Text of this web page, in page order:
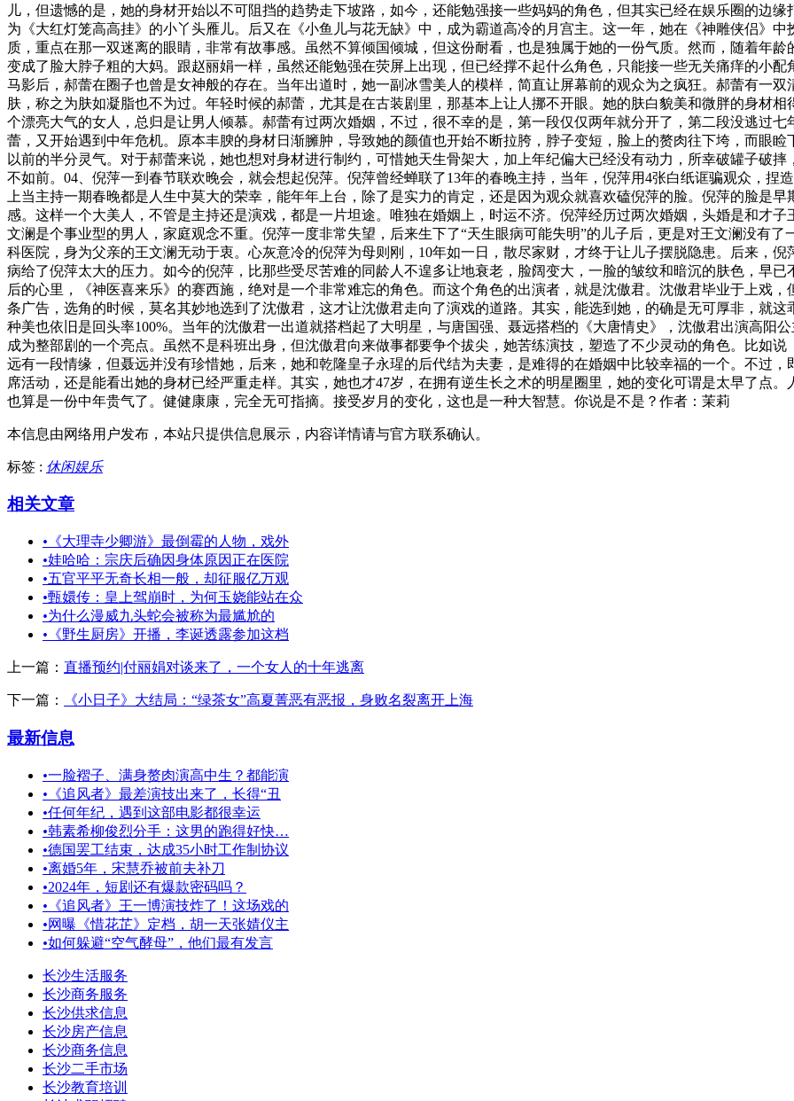
儿，但遗憾的是，她的身材开始以不可阻挡的趋势走下坡路，如今，还能勉强接一些妈妈的角色，但其实已经在娱乐圈的边
为《大红灯笼高高挂》的小丫头雁儿。后又在《小鱼儿与花无缺》中，成为霸道高冷的月宫主。这一年，她在《神雕侠侣》
质，重点在那一双迷离的眼睛，非常有故事感。虽然不算倾国倾城，但这份耐看，也是独属于她的一份气质。然而，随着年
变成了脸大脖子粗的大妈。跟赵丽娟一样，虽然还能勉强在荧屏上出现，但已经撑不起什么角色，只能接一些无关痛痒的小
马影后，郝蕾在圈子也曾是女神般的存在。当年出道时，她一副冰雪美人的模样，简直让屏幕前的观众为之疯狂。郝蕾有一
肤，称之为肤如凝脂也不为过。年轻时候的郝蕾，尤其是在古装剧里，那基本上让人挪不开眼。她的肤白貌美和微胖的身材
个漂亮大气的女人，总归是让男人倾慕。郝蕾有过两次婚姻，不过，很不幸的是，第一段仅仅两年就分开了，第二段没逃过
蕾，又开始遇到中年危机。原本丰腴的身材日渐臃肿，导致她的颜值也开始不断拉胯，脖子变短，脸上的赘肉往下垮，而眼
以前的半分灵气。对于郝蕾来说，她也想对身材进行制约，可惜她天生骨架大，加上年纪偏大已经没有动力，所幸破罐子破
不如前。04、倪萍一到春节联欢晚会，就会想起倪萍。倪萍曾经蝉联了13年的春晚主持，当年，倪萍用4张白纸诓骗观众，捏
上当主持一期春晚都是人生中莫大的荣幸，能年年上台，除了是实力的肯定，还是因为观众就喜欢磕倪萍的脸。倪萍的脸是
感。这样一个大美人，不管是主持还是演戏，都是一片坦途。唯独在婚姻上，时运不济。倪萍经历过两次婚姻，头婚是和才
文澜是个事业型的男人，家庭观念不重。倪萍一度非常失望，后来生下了“天生眼病可能失明”的儿子后，更是对王文澜没有
科医院，身为父亲的王文澜无动于衷。心灰意冷的倪萍为母则刚，10年如一日，散尽家财，才终于让儿子摆脱隐患。后来，
病给了倪萍太大的压力。如今的倪萍，比那些受尽苦难的同龄人不遑多让地衰老，脸阔变大，一脸的皱纹和暗沉的肤色，早
后的心里，《神医喜来乐》的赛西施，绝对是一个非常难忘的角色。而这个角色的出演者，就是沈傲君。沈傲君毕业于上戏
条广告，选角的时候，莫名其妙地选到了沈傲君，这才让沈傲君走向了演戏的道路。其实，能选到她，的确是无可厚非，就
种美也依旧是回头率100%。当年的沈傲君一出道就搭档起了大明星，与唐国强、聂远搭档的《大唐情史》，沈傲君出演高阳
成为整部剧的一个亮点。虽然不是科班出身，但沈傲君向来做事都要争个拔尖，她苦练演技，塑造了不少灵动的角色。比如
远有一段情缘，但聂远并没有珍惜她，后来，她和乾隆皇子永瑆的后代结为夫妻，是难得的在婚姻中比较幸福的一个。不过
席活动，还是能看出她的身材已经严重走样。其实，她也才47岁，在拥有逆生长之术的明星圈里，她的变化可谓是太早了点
也算是一份中年贵气了。健健康康，完全无可指摘。接受岁月的变化，这也是一种大智慧。你说是不是？作者：茉莉
本信息由网络用户发布， 本站只提供信息展示，内容详情请与官方联系确认。
标签 : 休闲娱乐
相关文章
• 《大理寺少卿游》最倒霉的人物，戏外
•娃哈哈：宗庆后确因身体原因正在医院
•五官平平无奇长相一般，却征服亿万观
•甄嬛传：皇上驾崩时，为何玉娆能站在众
•为什么漫威九头蛇会被称为最尴尬的
• 《野生厨房》开播，李诞透露参加这档
上一篇： 直播预约|付丽娟对谈来了，一个女人的十年逃离
下一篇： 《小日子》大结局：“绿茶女”高夏菁恶有恶报，身败名裂离开上海
最新信息
•一脸褶子、满身赘肉演高中生？都能演
• 《追风者》最差演技出来了，长得“丑
•任何年纪，遇到这部电影都很幸运
•韩素希柳俊烈分手：这男的跑得好快…
•德国罢工结束，达成35小时工作制协议
•离婚5年，宋慧乔被前夫补刀
•2024年，短剧还有爆款密码吗？
• 《追风者》王一博演技炸了！这场戏的
•网曝《惜花芷》定档，胡一天张婧仪主
•如何躲避“空气酵母”，他们最有发言
长沙生活服务
长沙商务服务
长沙供求信息
长沙房产信息
长沙商务信息
长沙二手市场
长沙教育培训